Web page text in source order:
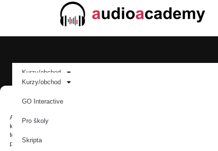
Abychom poskytli co nejlepší služby, používáme k ukládání a/nebo přístupu
k informacím o zařízení, technologie jako jsou soubory cookies. Souhlas s
těmito technologiemi nám umožní zpracovávat údaje, jako je chování při
procházení nebo jedinečná ID na tomto webu. Nesouhlas nebo odvolání
Kurzy/obchod
Kurzy/obchod
GO Interactive
Pro školy
Skripta
Sledujte nás:
Jazyky: